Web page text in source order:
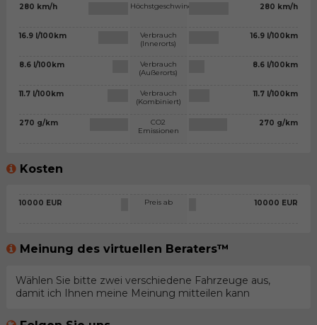
280 km/h
16.9 l/100km
8.6 l/100km
11.7 l/100km
270 g/km
Höchstgeschwindigkeit
Verbrauch
(Innerorts)
Verbrauch
(Außerorts)
Verbrauch
(Kombiniert)
CO2
Emissionen
280 km/h
16.9 l/100km
8.6 l/100km
11.7 l/100km
270 g/km
Kosten
10000 EUR Preis ab 10000 EUR
Meinung des virtuellen Beraters™
Wählen Sie bitte zwei verschiedene Fahrzeuge aus,
damit ich Ihnen meine Meinung mitteilen kann